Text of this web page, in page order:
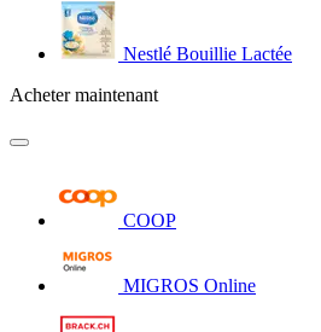
Nestlé Bouillie Lactée
Acheter maintenant
COOP
MIGROS Online